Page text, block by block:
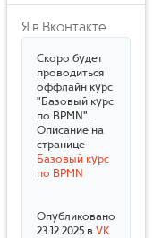
Я в Вконтакте
Скоро будет
проводиться
оффлайн курс
"Базовый курс
по BPMN".
Описание на
странице
Базовый курс
по BPMN
Опубликовано
23.12.2025 в VK